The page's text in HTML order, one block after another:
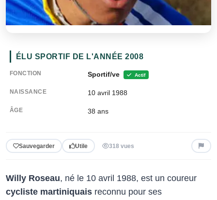
ÉLU SPORTIF DE L'ANNÉE 2008
FONCTION Sportif/ve Actif
NAISSANCE 10 avril 1988
ÂGE 38 ans
Sauvegarder Utile 318 vues
Willy Roseau, né le 10 avril 1988, est un coureur
cycliste martiniquais reconnu pour ses